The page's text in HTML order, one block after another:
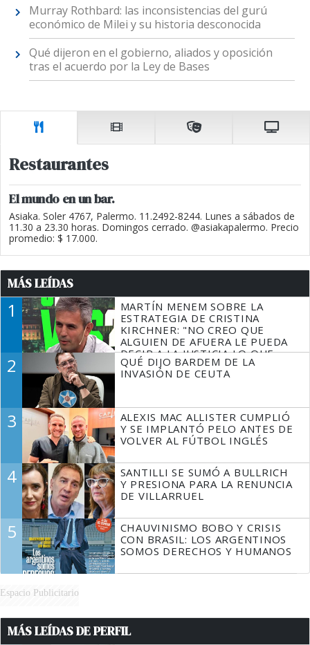
Murray Rothbard: las inconsistencias del gurú
económico de Milei y su historia desconocida
Qué dijeron en el gobierno, aliados y oposición
tras el acuerdo por la Ley de Bases
Restaurantes
El mundo en un bar.
Asiaka. Soler 4767, Palermo. 11.2492-8244. Lunes a sábados de
11.30 a 23.30 horas. Domingos cerrado. @asiakapalermo. Precio
promedio: $ 17.000.
MÁS LEÍDAS
1
MARTÍN MENEM SOBRE LA
ESTRATEGIA DE CRISTINA
KIRCHNER: "NO CREO QUE
ALGUIEN DE AFUERA LE PUEDA
DECIR A LA JUSTICIA LO QUE
TIENE QUE HACER"
2
QUÉ DIJO BARDEM DE LA
INVASIÓN DE CEUTA
3
ALEXIS MAC ALLISTER CUMPLIÓ
Y SE IMPLANTÓ PELO ANTES DE
VOLVER AL FÚTBOL INGLÉS
4
SANTILLI SE SUMÓ A BULLRICH
Y PRESIONA PARA LA RENUNCIA
DE VILLARRUEL
5
CHAUVINISMO BOBO Y CRISIS
CON BRASIL: LOS ARGENTINOS
SOMOS DERECHOS Y HUMANOS
Espacio Publicitario
MÁS LEÍDAS DE PERFIL